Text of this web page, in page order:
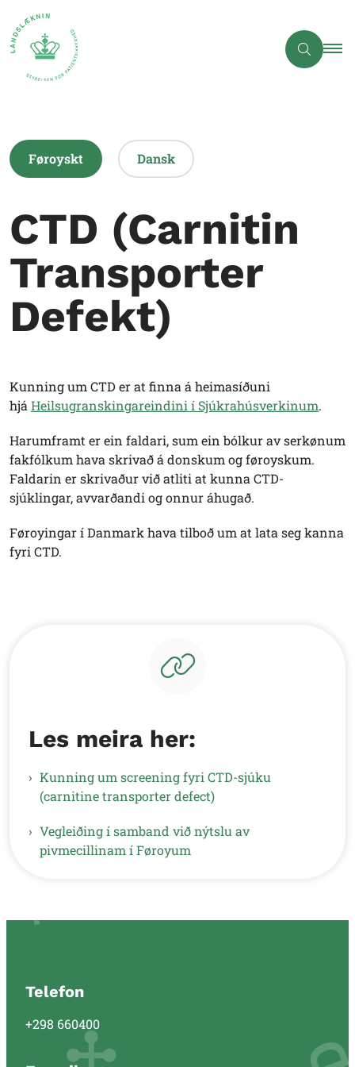
Føroyskt Dansk
CTD (Carnitin
Transporter
Defekt)
Kunning um CTD er at finna á heimasíðuni
hjá Heilsugranskingareindini í Sjúkrahúsverkinum.
Harumframt er ein faldari, sum ein bólkur av serkønum
fakfólkum hava skrivað á donskum og føroyskum.
Faldarin er skrivaður við atliti at kunna CTD-
sjúklingar, avvarðandi og onnur áhugað.
Føroyingar í Danmark hava tilboð um at lata seg kanna
fyri CTD.
Les meira her:
Kunning um screening fyri CTD-sjúku
(carnitine transporter defect)
Vegleiðing í samband við nýtslu av
pivmecillinam í Føroyum
Telefon
+298 660400